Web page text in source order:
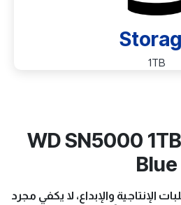
1TB
WD SN5000
Blue
الإنتاجية والإبداع، لا يكفي مجرد